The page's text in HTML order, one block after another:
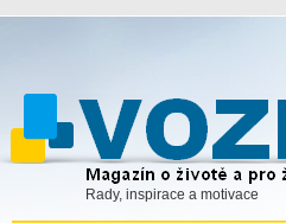
Rady, inspirace a motivace